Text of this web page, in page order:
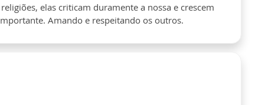
elas criticam duramente a nossa e crescem
Amando e respeitando os outros.